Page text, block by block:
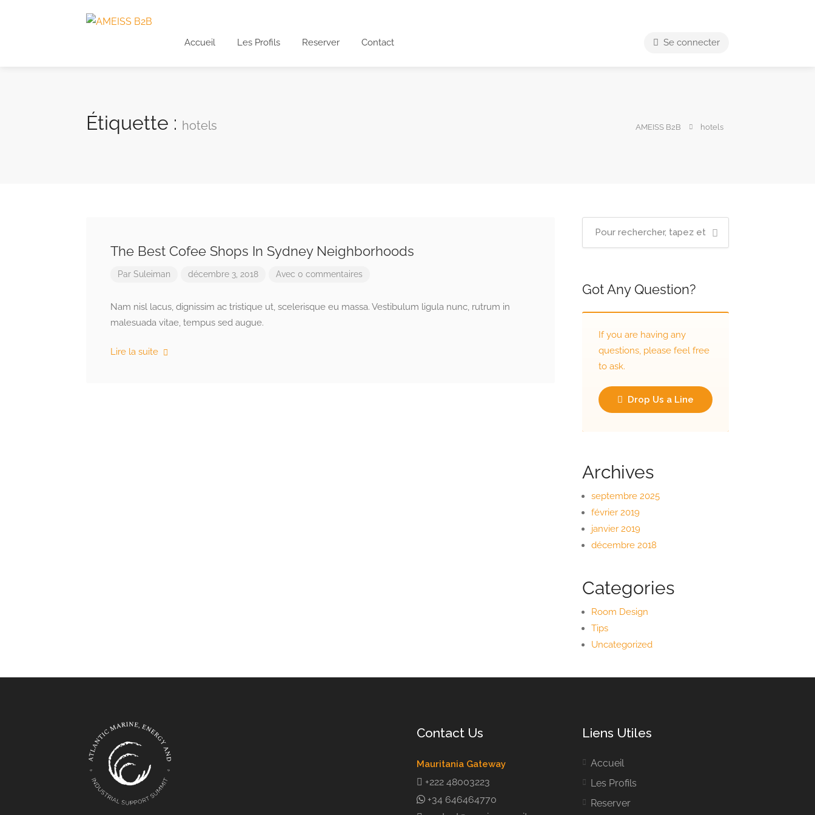
Accueil Les Profils Reserver Contact Se connecter
Étiquette : hotels AMEISS B2B hotels
The Best Cofee Shops In Sydney Neighborhoods
Par Suleiman décembre 3, 2018 Avec 0 commentaires
Nam nisl lacus, dignissim ac tristique ut, scelerisque eu massa. Vestibulum ligula nunc, rutrum in
malesuada vitae, tempus sed augue.
Lire la suite
Got Any Question?
If you are having any
questions, please feel free
to ask.
Drop Us a Line
Archives
septembre 2025
février 2019
janvier 2019
décembre 2018
Categories
Room Design
Tips
Uncategorized
Contact Us
Mauritania Gateway
+222 48003223
+34 646464770
Liens Utiles
Accueil
Les Profils
Reserver